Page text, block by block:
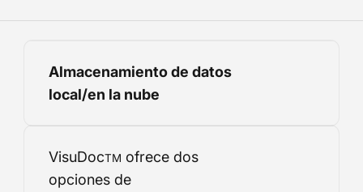
Almacenamiento de datos
local/en la nube
VisuDocTM ofrece dos
opciones de